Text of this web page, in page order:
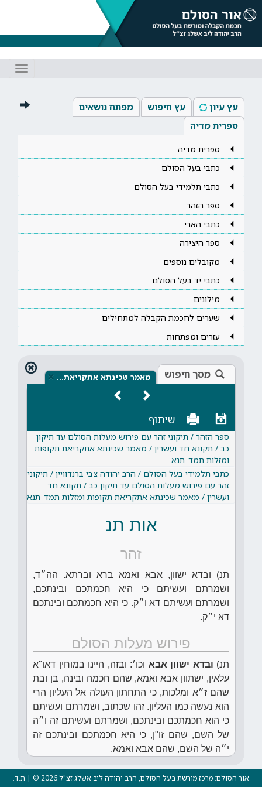
עץ עיון עץ חיפוש
מפתח נושאים
ספרית מדיה
ספרית מדיה
כתבי בעל הסולם
כתבי תלמידי בעל הסולם
ספר הזהר
כתבי הארי
ספר היצירה
מקובלים נוספים
כתבי יד בעל הסולם
מילונים
שערים לחכמת הקבלה למתחילים
עזרים ומפתחות
מסך חיפוש מאמר שכינתא אתקריאת… ×
שיתוף
ספר הזהר / תיקוני זהר עם פירוש מעלות הסולם עד תיקון
כב / תקונא חד ועשרין / מאמר שכינתא אתקריאת תקופות
ומזלות תמד-תנא
כתבי תלמידי בעל הסולם / הרב יהודה צבי ברנדוויין / תיקוני
זהר עם פירוש מעלות הסולם עד תיקון כב / תקונא חד
ועשרין / מאמר שכינתא אתקריאת תקופות ומזלות תמד-תנא
אות תנ
זהר
תנ) ובדא ישוון, אבא ואמא ברא וברתא. הה״ד,
ושמרתם ועשיתם כי היא חכמתכם ובינתכם,
ושמרתם ועשיתם דא ו״ק. כי היא חכמתכם ובינתכם
דא י״ק.
פירוש מעלות הסולם
תנ) ובדא ישוון אבא וכו׳: ובזה, היינו במוחין דאו"א
עלאין, ישתוון אבא ואמא, שהם חכמה ובינה, בן ובת
שהם ז״א ומלכות, כי התחתון העולה אל העליון הרי
הוא נעשה כמו העליון. זהו שכתוב, ושמרתם ועשיתם
כי הוא חכמתכם ובינתכם, ושמרתם ועשיתם זה ו״ה
של השם, שהם זו"ן, כי היא חכמתכם ובינתכם זה
י״ה של השם, שהם אבא ואמא.
אור הסולם: מרכז מורשת בעל הסולם, הרב יהודה ליב אשלג זצ"ל 2026 © | ת.ד.